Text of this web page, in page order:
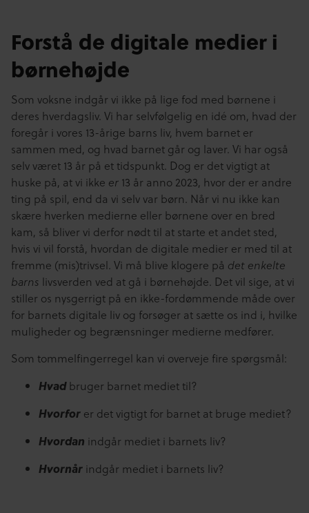
Forstå de digitale medier i
børnehøjde
Som voksne indgår vi ikke på lige fod med børnene i
deres hverdagsliv. Vi har selvfølgelig en idé om, hvad der
foregår i vores 13-årige barns liv, hvem barnet er
sammen med, og hvad barnet går og laver. Vi har også
selv været 13 år på et tidspunkt. Dog er det vigtigt at
huske på, at vi ikke er 13 år anno 2023, hvor der er andre
ting på spil, end da vi selv var børn. Når vi nu ikke kan
skære hverken medierne eller børnene over en bred
kam, så bliver vi derfor nødt til at starte et andet sted,
hvis vi vil forstå, hvordan de digitale medier er med til at
fremme (mis)trivsel. Vi må blive klogere på det enkelte
barns livsverden ved at gå i børnehøjde. Det vil sige, at vi
stiller os nysgerrigt på en ikke-fordømmende måde over
for barnets digitale liv og forsøger at sætte os ind i, hvilke
muligheder og begrænsninger medierne medfører.
Som tommelfingerregel kan vi overveje fire spørgsmål:
Hvadbruger barnet mediet til?
Hvorfor er det vigtigt for barnet at bruge mediet?
Hvordan indgår mediet i barnets liv?
Hvornår indgår mediet i barnets liv?